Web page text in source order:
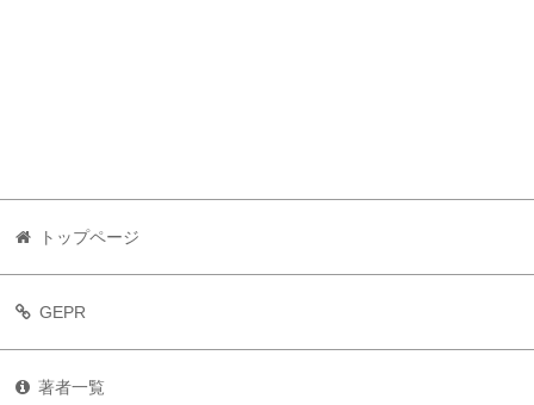
トップページ
GEPR
著者一覧